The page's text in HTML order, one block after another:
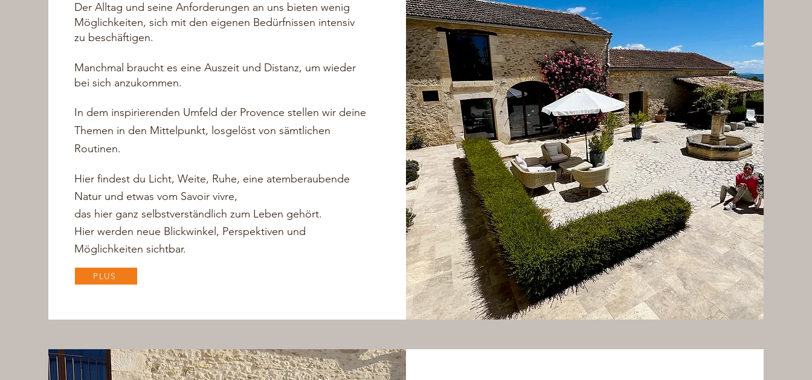
Der Alltag und seine Anforderungen an uns bieten wenig
Möglichkeiten, sich mit den eigenen Bedürfnissen intensiv
zu beschäftigen.
Manchmal braucht es eine Auszeit und Distanz, um wieder
bei sich anzukommen.
In dem inspirierenden Umfeld der Provence stellen wir deine
Themen in den Mittelpunkt, losgelöst von sämtlichen
Routinen.
Hier findest du Licht, Weite, Ruhe, eine atemberaubende
Natur und etwas vom Savoir vivre,
das hier ganz selbstverständlich zum Leben gehört.
Hier werden neue Blickwinkel, Perspektiven und
Möglichkeiten sichtbar.
PLUS